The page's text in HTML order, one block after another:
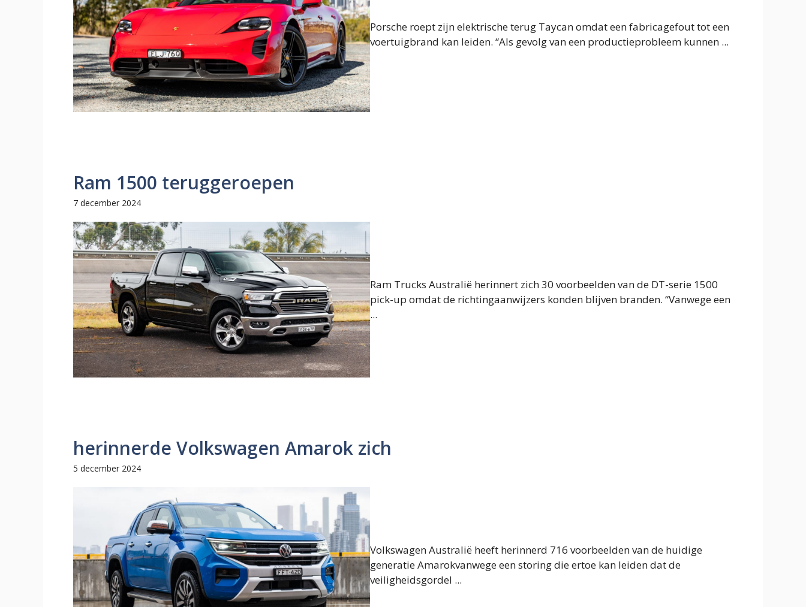
Porsche roept zijn elektrische terug Taycan omdat een fabricagefout tot een
voertuigbrand kan leiden. “Als gevolg van een productieprobleem kunnen ...
Ram 1500 teruggeroepen
7 december 2024
Ram Trucks Australië herinnert zich 30 voorbeelden van de DT-serie 1500
pick-up omdat de richtingaanwijzers konden blijven branden. “Vanwege een
...
herinnerde Volkswagen Amarok zich
5 december 2024
Volkswagen Australië heeft herinnerd 716 voorbeelden van de huidige
generatie Amarokvanwege een storing die ertoe kan leiden dat de
veiligheidsgordel ...